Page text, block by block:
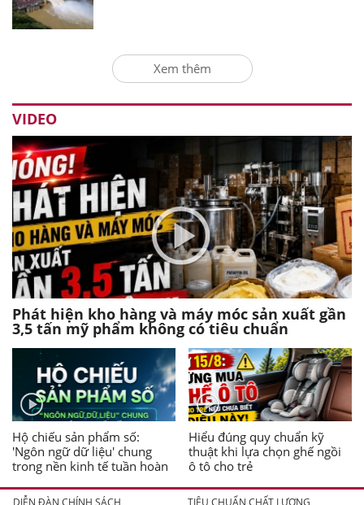
Xem thêm
VIDEO
Phát hiện kho hàng và máy móc sản xuất gần
3,5 tấn mỹ phẩm không có tiêu chuẩn
Hộ chiếu sản phẩm số:
'Ngôn ngữ dữ liệu' chung
trong nền kinh tế tuần hoàn
Hiểu đúng quy chuẩn kỹ
thuật khi lựa chọn ghế ngồi
ô tô cho trẻ
DIỄN ĐÀN CHÍNH SÁCH TIÊU CHUẨN CHẤT LƯỢNG